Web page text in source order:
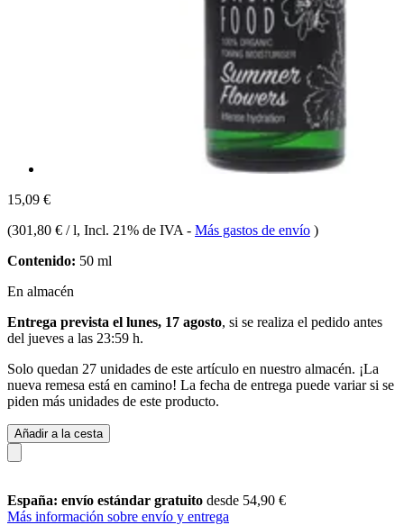
15,09 €
(301,80 € / l, Incl. 21% de IVA - Más gastos de envío )
Contenido: 50 ml
En almacén
Entrega prevista el lunes, 17 agosto, si se realiza el pedido antes
del jueves a las 23:59 h.
Solo quedan 27 unidades de este artículo en nuestro almacén. ¡La
nueva remesa está en camino! La fecha de entrega puede variar si se
piden más unidades de este producto.
Añadir a la cesta
España: envío estándar gratuito desde 54,90 €
Más información sobre envío y entrega